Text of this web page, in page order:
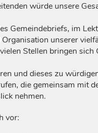
würde unsere
Gemeindebriefs, im
unserer
Stellen bringen sich
und dieses zu
die gemeinsam mit
nehmen.
vor: